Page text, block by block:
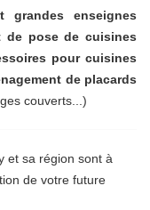
grandes enseignes
de pose de cuisines
pour cuisines
de placards
couverts...)
et sa région sont à
de votre future